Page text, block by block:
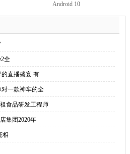
Android 10
全
直播盛宴 有
一款神车的全
食品研发工程师
集团2020年
相